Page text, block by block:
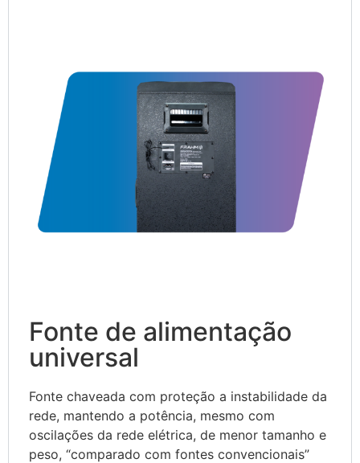
Fonte de alimentação
universal
Fonte chaveada com proteção a instabilidade da
rede, mantendo a potência, mesmo com
oscilações da rede elétrica, de menor tamanho e
peso, “comparado com fontes convencionais”